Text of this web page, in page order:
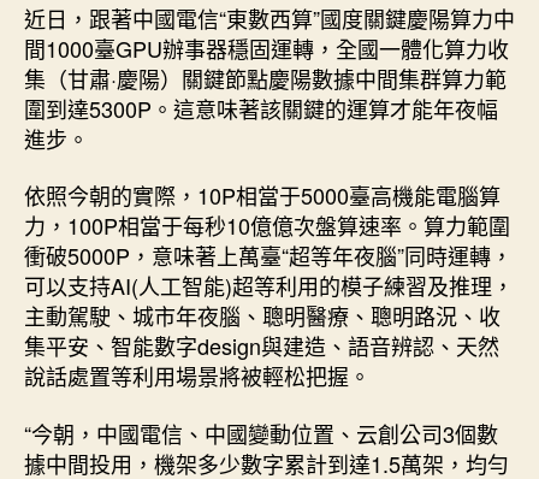
近日，跟著中國電信“東數西算”國度關鍵慶陽算力中
間1000臺GPU辦事器穩固運轉，全國一體化算力收
集（甘肅·慶陽）關鍵節點慶陽數據中間集群算力範
圍到達5300P。這意味著該關鍵的運算才能年夜幅
進步。
依照今朝的實際，10P相當于5000臺高機能電腦算
力，100P相當于每秒10億億次盤算速率。算力範圍
衝破5000P，意味著上萬臺“超等年夜腦”同時運轉，
可以支持AI(人工智能)超等利用的模子練習及推理，
主動駕駛、城市年夜腦、聰明醫療、聰明路況、收
集平安、智能數字design與建造、語音辨認、天然
說話處置等利用場景將被輕松把握。
“今朝，中國電信、中國變動位置、云創公司3個數
據中間投用，機架多少數字累計到達1.5萬架，均勻